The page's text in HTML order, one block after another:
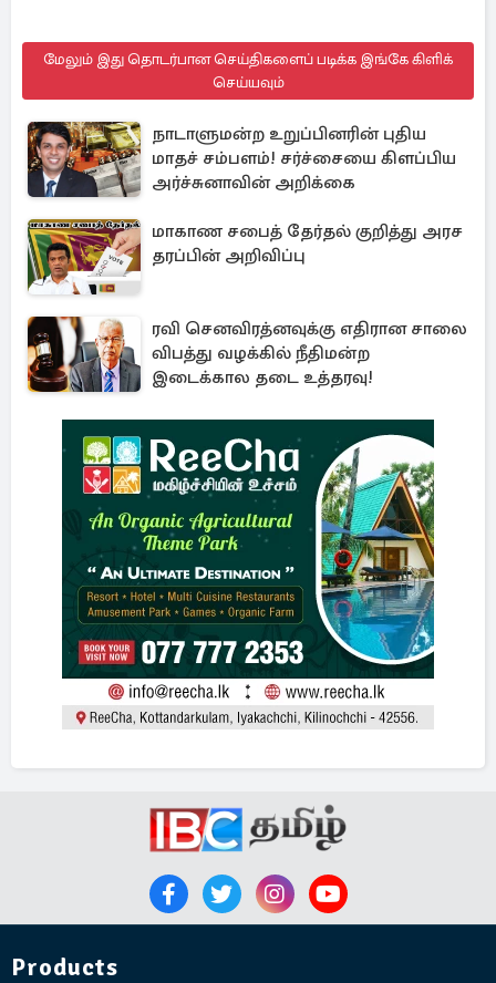
மேலும் இது தொடர்பான செய்திகளைப் படிக்க இங்கே கிளிக்
செய்யவும்
நாடாளுமன்ற உறுப்பினரின் புதிய
மாதச் சம்பளம்! சர்ச்சையை கிளப்பிய
அர்ச்சுனாவின் அறிக்கை
மாகாண சபைத் தேர்தல் குறித்து அரச
தரப்பின் அறிவிப்பு
ரவி செனவிரத்னவுக்கு எதிரான சாலை
விபத்து வழக்கில் நீதிமன்ற
இடைக்கால தடை உத்தரவு!
Products